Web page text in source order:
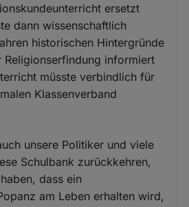
ersetzt
dann wissenschaftlich
historischen Hintergründe
Religionserfindung informiert
müsste verbindlich für
Klassenverband
unsere Politiker und viele
Schulbank zurückkehren,
dass ein
am Leben erhalten wird,